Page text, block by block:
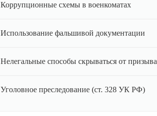
Коррупционные схемы в военкоматах
Использование фальшивой документации
Нелегальные способы скрываться от призыва
Уголовное преследование (ст. 328 УК РФ)